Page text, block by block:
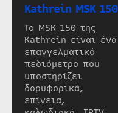
Kathrein MSK 150
Το MSK 150 της
Kathrein είναι ένα
επαγγελματικό
πεδιόμετρο που
υποστηρίζει
δορυφορικά,
επίγεια,